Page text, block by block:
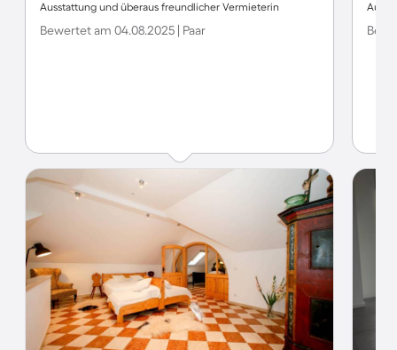
Ausstattung und überaus freundlicher Vermieterin
Bewertet am 04.08.2025 | Paar